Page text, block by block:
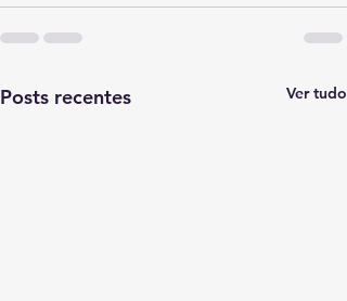
Posts recentes Ver tudo